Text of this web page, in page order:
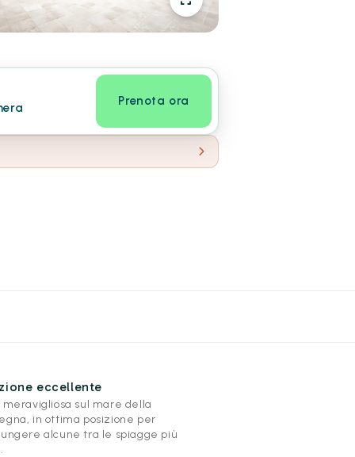
Prenota ora
eccellente
meravigliosa sul mare della
in ottima posizione per
alcune tra le spiagge più